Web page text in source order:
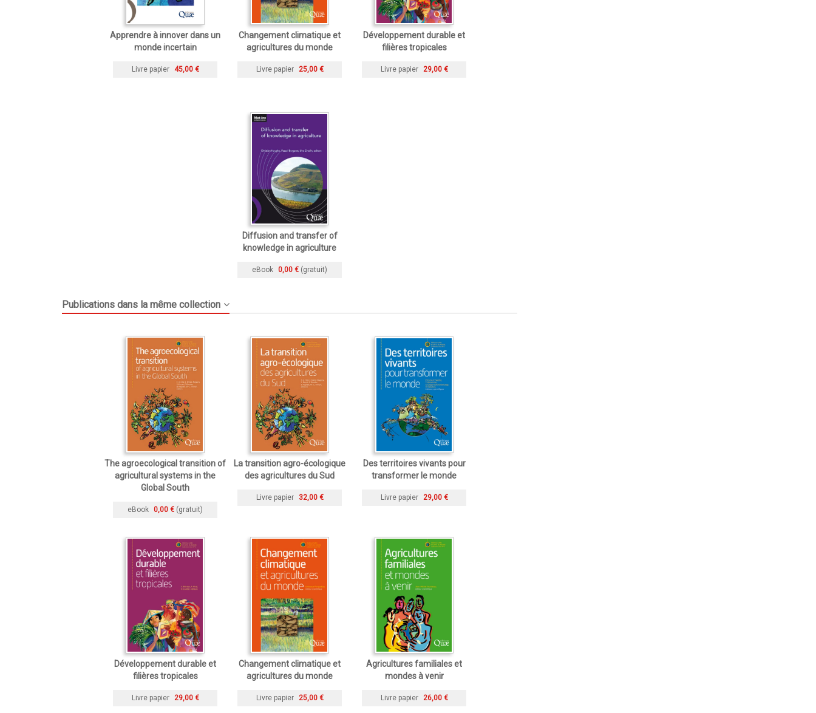
Apprendre à innover dans un
monde incertain
Livre papier 45,00 €
Changement climatique et
agricultures du monde
Livre papier 25,00 €
Développement durable et
filières tropicales
Livre papier 29,00 €
Diffusion and transfer of
knowledge in agriculture
eBook 0,00 € (gratuit)
Publications dans la même collection
The agroecological transition of
agricultural systems in the
Global South
eBook 0,00 € (gratuit)
La transition agro-écologique
des agricultures du Sud
Livre papier 32,00 €
Des territoires vivants pour
transformer le monde
Livre papier 29,00 €
Développement durable et
filières tropicales
Livre papier 29,00 €
Changement climatique et
agricultures du monde
Livre papier 25,00 €
Agricultures familiales et
mondes à venir
Livre papier 26,00 €